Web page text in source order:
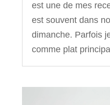
est une de mes
est souvent dans
dimanche. Parfois
comme plat